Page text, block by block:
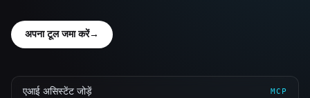
अपना टूल जमा करें→
एआई असिस्टेंट जोड़ें MCP